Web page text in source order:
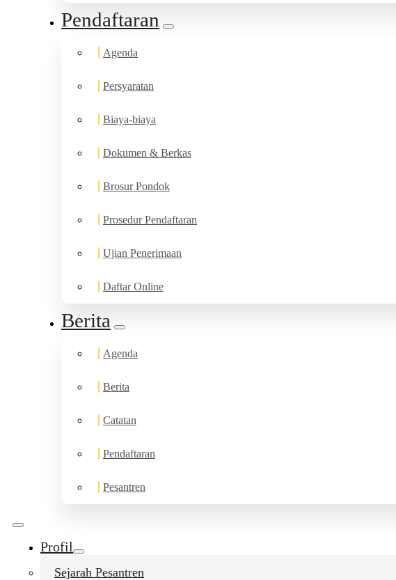
Pendaftaran
Agenda
Persyaratan
Biaya-biaya
Dokumen & Berkas
Brosur Pondok
Prosedur Pendaftaran
Ujian Penerimaan
Daftar Online
Berita
Agenda
Berita
Catatan
Pendaftaran
Pesantren
Profil
Sejarah Pesantren